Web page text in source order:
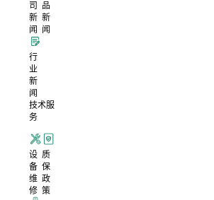
司
新
闻
品
新
闻
行
业
新
闻
技术服
务
设
备
维
修
质
保
政
策